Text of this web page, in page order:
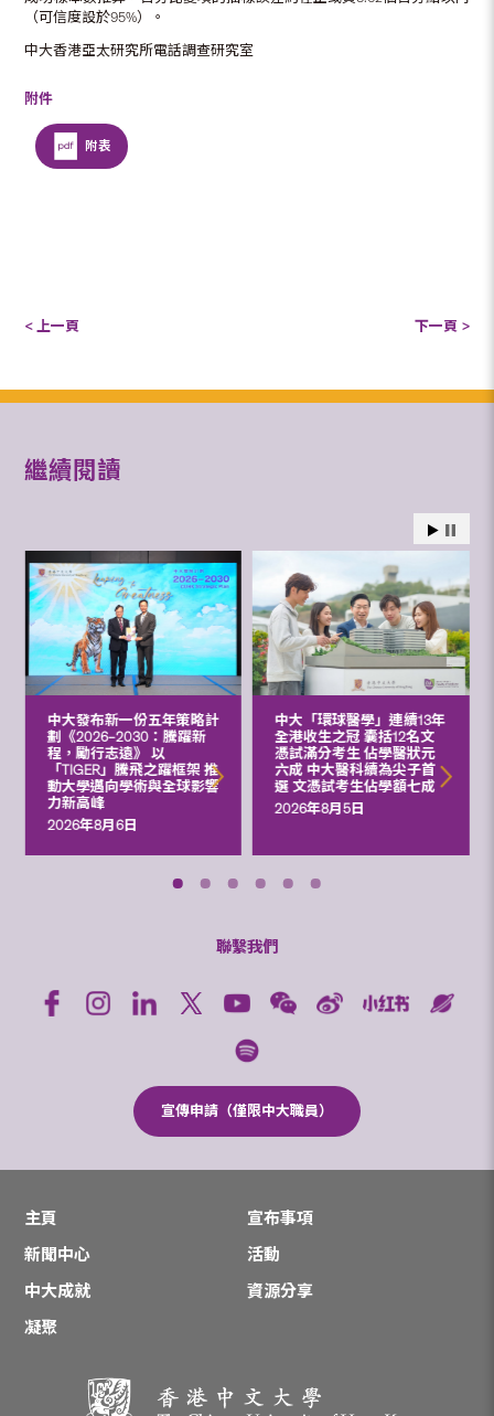
（可信度設於95%）。
中大香港亞太研究所電話調查研究室
附件
附表
< 上一頁 下一頁 >
繼續閱讀
中大發布新一份五年策略計
劃《2026‒2030：騰躍新
程，勵行志遠》 以
「TIGER」騰飛之躍框架 推
動大學邁向學術與全球影響
力新高峰
2026年8月6日
中大「環球醫學」連續13年
全港收生之冠 囊括12名文
憑試滿分考生 佔學醫狀元
六成 中大醫科續為尖子首
選 文憑試考生佔學額七成
2026年8月5日
聯繫我們
宣傳申請（僅限中大職員）
主頁
宣布事項
新聞中心
活動
中大成就
資源分享
凝聚